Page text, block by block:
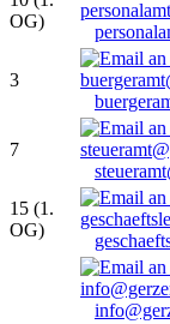
OG)
3
7
15 (1.
OG)